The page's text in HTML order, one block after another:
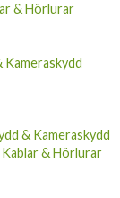
& Hörlurar
Kameraskydd
& Kameraskydd
& Hörlurar